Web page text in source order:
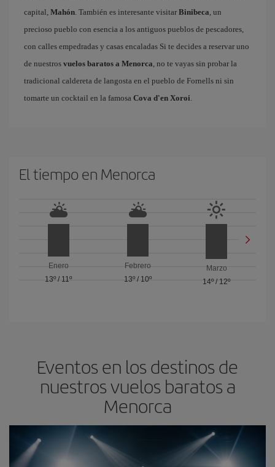
capital, Mahón. También es interesante visitar Binibeca, un
precioso pueblo con esencia a los antiguos pueblos de pescadores,
con calles empedradas y casas encaladas Si te decides a reservar uno
de nuestros vuelos baratos a Menorca, no te vayas sin probar la
tradicional caldereta de langosta en el pueblo de Fornells ni sin
tomarte un cocktail en la famosa Cova d'en Xoroi.
El tiempo en Menorca
Enero
13º / 11º
Febrero
13º/ 10º
Marzo
14º/ 12º
Eventos en los destinos de
nuestros vuelos baratos a
Menorca